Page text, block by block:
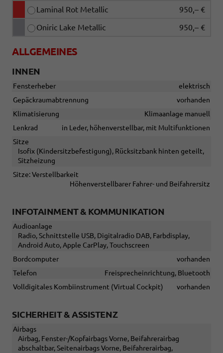
Laminal Rot Metallic
950,– €
Oniric Lake Metallic
950,– €
ALLGEMEINES
INNEN
Fensterheber
elektrisch
Gepäckraumabtrennung
vorhanden
Klimatisierung
Klimaanlage manuell
Lenkrad
in Leder, höhenverstellbar, mit Multifunktionen
Sitze
Isofix (Kindersitzbefestigung), Rücksitzbank hinten geteilt,
Sitzheizung
Sitze: Verstellbarkeit
Höhenverstellbarer Fahrer- und Beifahrersitz
INFOTAINMENT & KOMMUNIKATION
Audioanlage
Radio, Schnittstelle USB, Digitalradio DAB, Farbdisplay,
Android Auto, Apple CarPlay, Touchscreen
Bordcomputer
vorhanden
Telefon
Freisprecheinrichtung, Bluetooth
Volldigitales Kombiinstrument (Virtual Cockpit)
vorhanden
SICHERHEIT & ASSISTENZ
Airbags
Airbag, Fenster-/Kopfairbags Vorne, Beifahrerairbag
abschaltbar, Seitenairbags Vorne, Beifahrerairbag,